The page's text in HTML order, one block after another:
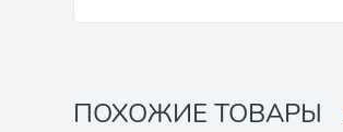
ПОХОЖИЕ ТОВАРЫ